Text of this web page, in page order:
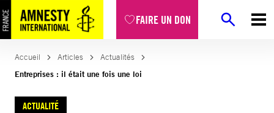
FAIRE UN DON
Aller
au
contenu
Accueil Articles
Actualités
Entreprises : il était une fois une loi
ACTUALITÉ